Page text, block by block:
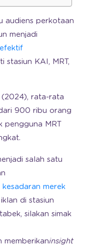
audiens perkotaan
menjadi
stasiun KAI, MRT,
rata-rata
900 ribu orang
pengguna MRT
salah satu
merek
di stasiun
silakan simak
memberikaninsight